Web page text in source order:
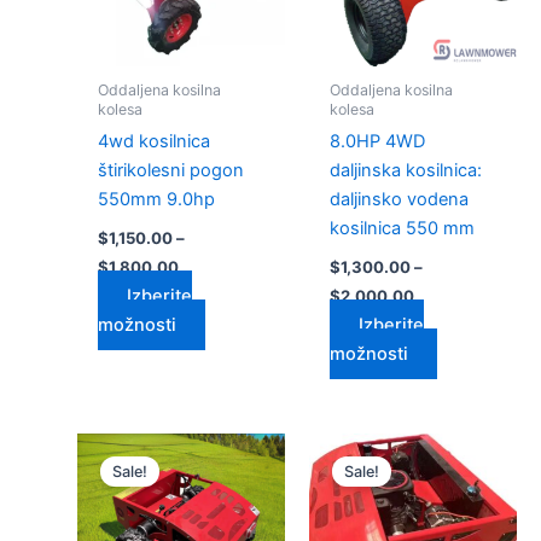
Oddaljena kosilna
kolesa
4wd kosilnica
štirikolesni pogon
550mm 9.0hp
$1,150.00 –
$1,800.00
Izberite
možnosti
strani
izdelka
Oddaljena kosilna
kolesa
8.0HP 4WD
daljinska kosilnica:
daljinsko vodena
kosilnica 550 mm
$1,300.00 –
$2,000.00
Izberite
možnosti
lahko
izdelka
Sale!
Cenovni
razpon:
od
$1,700.00
do
Ta
izdelek
ima
več
Sale!
Cenovni
razpon:
od
$2,600.00
do
Ta
izdelek
ima
več